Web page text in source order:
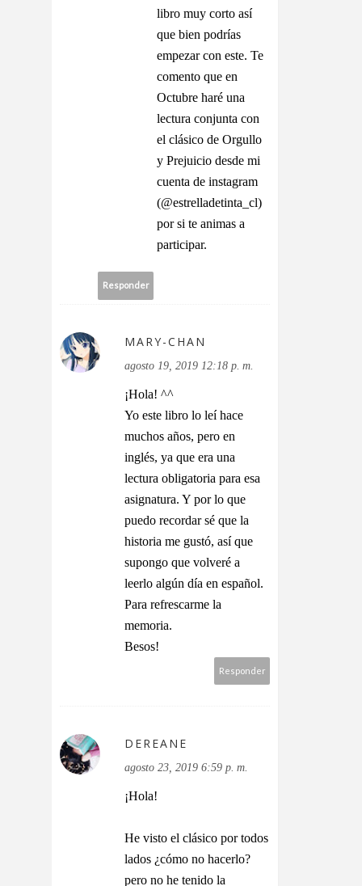
libro muy corto así
que bien podrías
empezar con este. Te
comento que en
Octubre haré una
lectura conjunta con
el clásico de Orgullo
y Prejuicio desde mi
cuenta de instagram
(@estrelladetinta_cl)
por si te animas a
participar.
Responder
MARY-CHAN
agosto 19, 2019 12:18 p. m.
¡Hola! ^^
Yo este libro lo leí hace
muchos años, pero en
inglés, ya que era una
lectura obligatoria para esa
asignatura. Y por lo que
puedo recordar sé que la
historia me gustó, así que
supongo que volveré a
leerlo algún día en español.
Para refrescarme la
memoria.
Besos!
Responder
DEREANE
agosto 23, 2019 6:59 p. m.
¡Hola!
He visto el clásico por todos
lados ¿cómo no hacerlo?
pero no he tenido la